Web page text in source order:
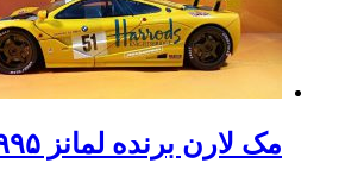
مک لارن برنده لمانز ۱۹۹۵